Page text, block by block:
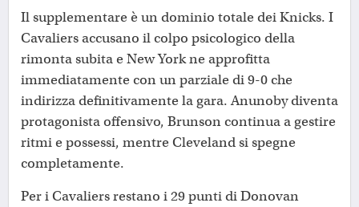
Il supplementare è un dominio totale dei Knicks. I
Cavaliers accusano il colpo psicologico della
rimonta subita e New York ne approfitta
immediatamente con un parziale di 9-0 che
indirizza definitivamente la gara. Anunoby diventa
protagonista offensivo, Brunson continua a gestire
ritmi e possessi, mentre Cleveland si spegne
completamente.
Per i Cavaliers restano i 29 punti di Donovan